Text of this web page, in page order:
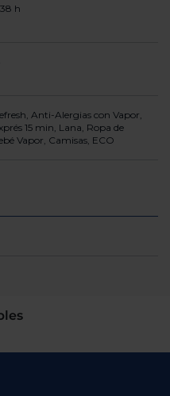
h
Anti-Alergias con Vapor,
15 min, Lana, Ropa de
Vapor, Camisas, ECO